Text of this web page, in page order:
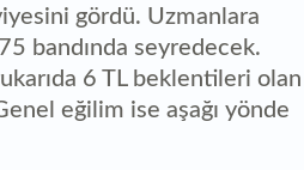
gördü. Uzmanlara
bandında seyredecek.
6 TL beklentileri olan
eğilim ise aşağı yönde